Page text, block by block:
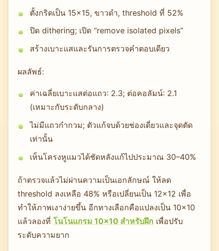
ตั้งกริดเป็น 15×15, ขาวดำ, threshold ที่ 52%
ปิด dithering; เปิด “remove isolated pixels”
สร้างเบาะแสและรันการตรวจคำตอบเดียว
ผลลัพธ์:
ค่าเฉลี่ยเบาะแสต่อแถว: 2.3; ต่อคอลัมน์: 2.1
(เหมาะกับระดับกลาง)
ไม่มีแถวกำกวม; ตัวแก้จบด้วยช่องเดี่ยวและจุดตัด
เท่านั้น
เห็นโครงหูแมวได้ชัดหลังแก้ไปประมาณ 30–40%
ถ้าตรวจแล้วไม่ผ่านความเป็นเอกลักษณ์ ให้ลด
threshold ลงเหลือ 48% หรือเปลี่ยนเป็น 12×12 เพื่อ
ทำให้ภาพเงาง่ายขึ้น อีกทางเลือกคือแปลงเป็น 10×10
แล้วลองที่โนโนแกรม 10×10 สำหรับฝึก เพื่อปรับ
ระดับความยาก